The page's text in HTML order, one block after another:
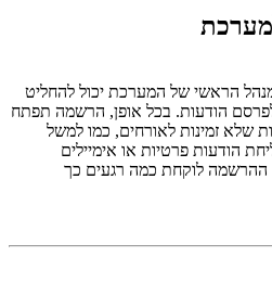
הראשי של המערכת יכול להחליט
הודעות. בכל אופן, הרשמה תפתח
שלא זמינות לאורחים, כמו למשל
הודעות פרטיות או אימיילים
לוקחת כמה רגעים כך